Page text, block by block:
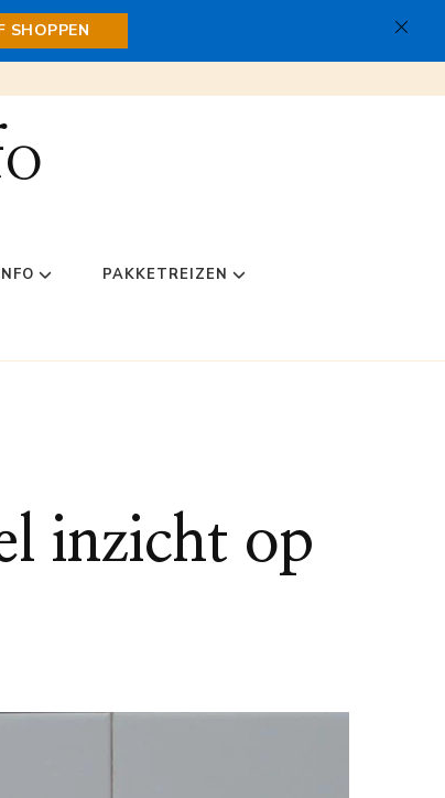
SHOPPEN
PAKKETREIZEN
inzicht op